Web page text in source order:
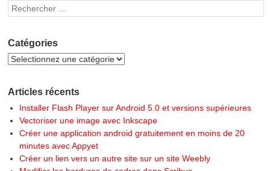
Rechercher
Catégories
Articles récents
Installer Flash Player sur Android 5.0 et versions supérieures
Vectoriser une image avec Inkscape
Créer une application android gratuitement en moins de 20
minutes avec Appyet
Créer un lien vers un autre site sur un site Weebly